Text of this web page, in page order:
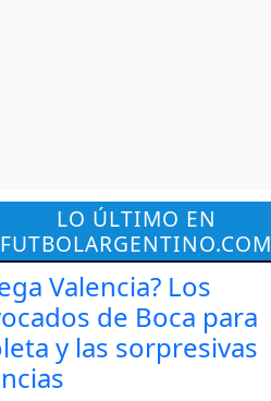
LO ÚLTIMO EN
FUTBOLARGENTINO.COM